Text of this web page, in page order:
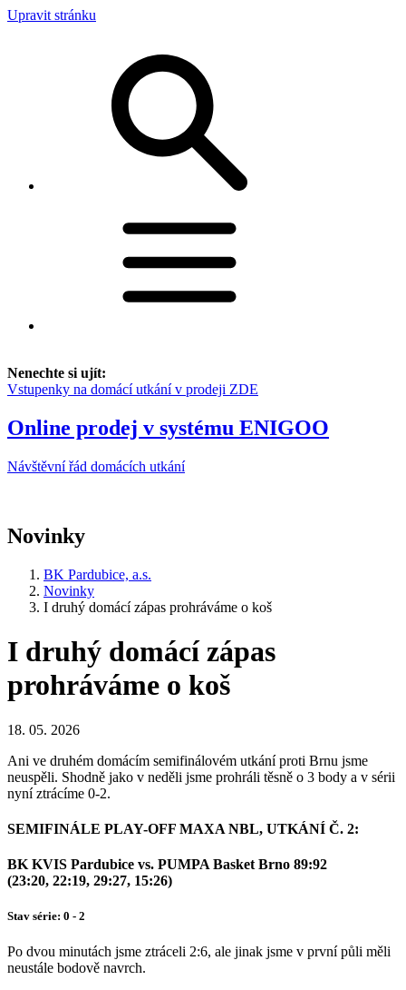
Upravit stránku
Nenechte si ujít:
Vstupenky na domácí utkání v prodeji ZDE
Online prodej v systému ENIGOO
Návštěvní řád domácích utkání
Novinky
BK Pardubice, a.s.
Novinky
I druhý domácí zápas prohráváme o koš
I druhý domácí zápas
prohráváme o koš
18. 05. 2026
Ani ve druhém domácím semifinálovém utkání proti Brnu jsme
neuspěli. Shodně jako v neděli jsme prohráli těsně o 3 body a v sérii
nyní ztrácíme 0-2.
SEMIFINÁLE PLAY-OFF MAXA NBL, UTKÁNÍ Č. 2:
BK KVIS Pardubice vs. PUMPA Basket Brno 89:92
(23:20, 22:19, 29:27, 15:26)
Stav série: 0 - 2
Po dvou minutách jsme ztráceli 2:6, ale jinak jsme v první půli měli
neustále bodově navrch.